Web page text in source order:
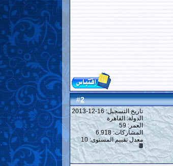
#
2
تاريخ التسجيل: 16-12-2013
الدولة: القاهرة
العمر: 59
المشاركات: 6,918
معدل تقييم المستوى: 10